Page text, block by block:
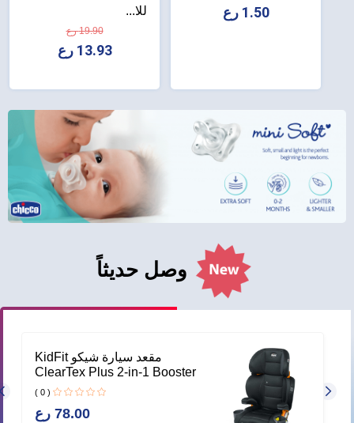
1.50 رع
للا...
19.90 رع
13.93 رع
وصل حديثاً
مقعد سيارة شيكو KidFit
ClearTex Plus 2-in-1 Booster
– Obsidian
( 0 )
78.00 رع